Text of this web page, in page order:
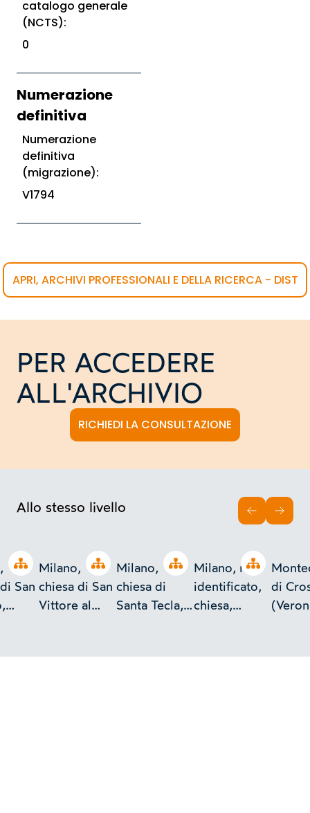
catalogo generale
(NCTS):
0
Numerazione
definitiva
Numerazione
definitiva
(migrazione):
V1794
APRI, ARCHIVI PROFESSIONALI E DELLA RICERCA - DIST
PER ACCEDERE
ALL'ARCHIVIO
RICHIEDI LA CONSULTAZIONE
Allo stesso livello
Open tree
San
Open tree
Milano,
chiesa di San
Vittore al
campanile,
Open tree
Milano,
chiesa di
Santa Tecla,
Open tree
Milano, non
identificato,
chiesa,
di
INDIETRO